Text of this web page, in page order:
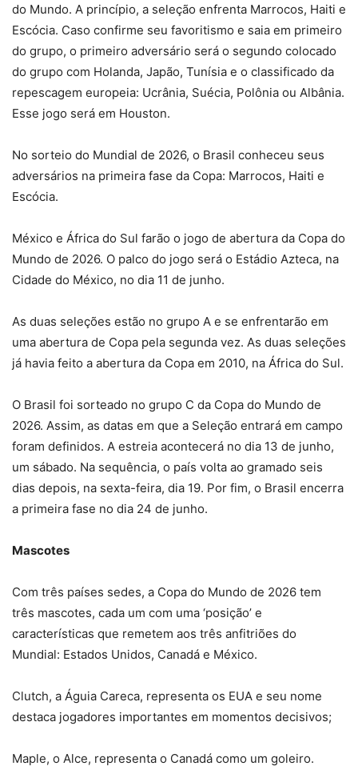
do Mundo. A princípio, a seleção enfrenta Marrocos, Haiti e
Escócia. Caso confirme seu favoritismo e saia em primeiro
do grupo, o primeiro adversário será o segundo colocado
do grupo com Holanda, Japão, Tunísia e o classificado da
repescagem europeia: Ucrânia, Suécia, Polônia ou Albânia.
Esse jogo será em Houston.
No sorteio do Mundial de 2026, o Brasil conheceu seus
adversários na primeira fase da Copa: Marrocos, Haiti e
Escócia.
México e África do Sul farão o jogo de abertura da Copa do
Mundo de 2026. O palco do jogo será o Estádio Azteca, na
Cidade do México, no dia 11 de junho.
As duas seleções estão no grupo A e se enfrentarão em
uma abertura de Copa pela segunda vez. As duas seleções
já havia feito a abertura da Copa em 2010, na África do Sul.
O Brasil foi sorteado no grupo C da Copa do Mundo de
2026. Assim, as datas em que a Seleção entrará em campo
foram definidos. A estreia acontecerá no dia 13 de junho,
um sábado. Na sequência, o país volta ao gramado seis
dias depois, na sexta-feira, dia 19. Por fim, o Brasil encerra
a primeira fase no dia 24 de junho.
Mascotes
Com três países sedes, a Copa do Mundo de 2026 tem
três mascotes, cada um com uma ‘posição’ e
características que remetem aos três anfitriões do
Mundial: Estados Unidos, Canadá e México.
Clutch, a Águia Careca, representa os EUA e seu nome
destaca jogadores importantes em momentos decisivos;
Maple, o Alce, representa o Canadá como um goleiro.